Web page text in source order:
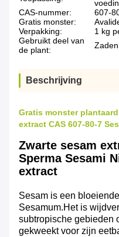
CAS-nummer:
607-
Gratis monster:
Verpakking:
1 kg
Gebruikt deel van
de plant:
Zaden
Beschrijving
Gratis monster
extract CAS 607-80-7
Zwarte sesam
Sperma Sesami
extract
Sesam is een
Sesamum.Het is
subtropische gebieden
gekweekt voor zijn